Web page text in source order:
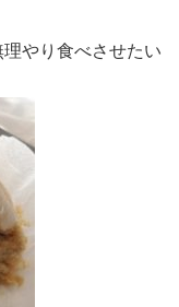
やり食べさせたい